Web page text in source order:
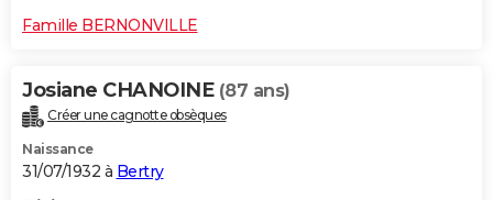
Famille BERNONVILLE
Josiane CHANOINE (87 ans)
Créer une cagnotte obsèques
Naissance
31/07/1932 à Bertry